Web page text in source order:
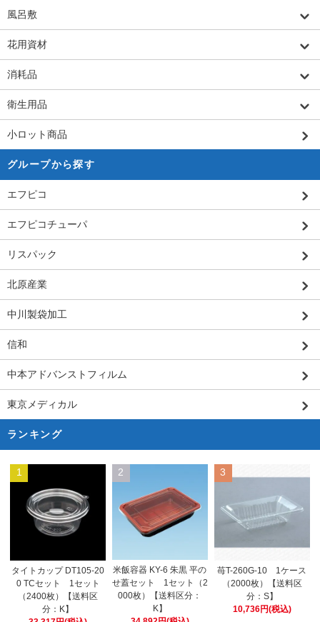
風呂敷
花用資材
消耗品
衛生用品
小ロット商品
グループから探す
エフピコ
エフピコチューパ
リスパック
北原産業
中川製袋加工
信和
中本アドバンストフィルム
東京メディカル
ランキング
1
タイトカップ DT105-20
0 TCセット 1セット
（2400枚）【送料区
分：K】
2
米飯容器 KY-6 朱黒 平の
せ蓋セット 1セット（2
000枚）【送料区分：
K】
3
苺T-260G-10 1ケース
（2000枚）【送料区
分：S】
10,736円(税込)